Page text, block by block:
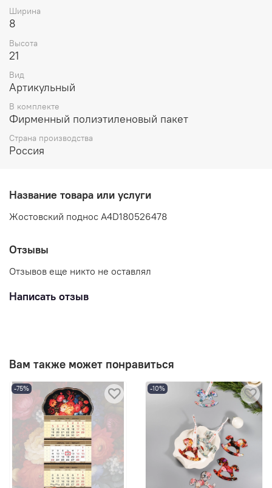
Ширина
8
Высота
21
Вид
Артикульный
В комплекте
Фирменный полиэтиленовый пакет
Страна производства
Россия
Название товара или услуги
Жостовский поднос A4D180526478
Отзывы
Отзывов еще никто не оставлял
Написать отзыв
Вам также может понравиться
-75% -10%